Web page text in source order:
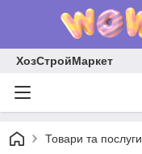
ХозСтройМаркет
Товари та послуги